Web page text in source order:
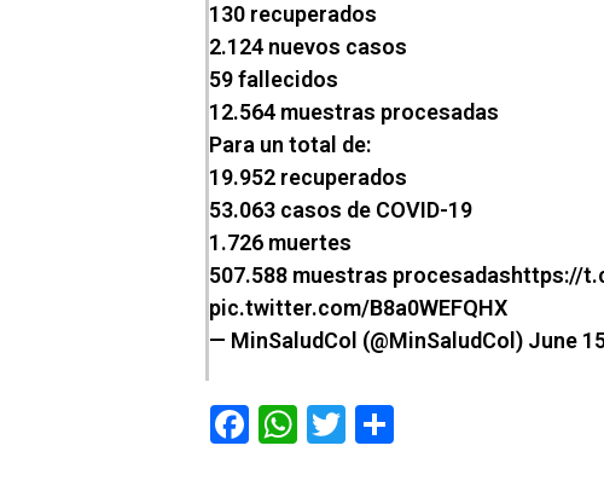
130 recuperados
2.124 nuevos casos
59 fallecidos
12.564 muestras procesadas
Para un total de:
19.952 recuperados
53.063 casos de COVID-19
1.726 muertes
507.588 muestras procesadashttps://
pic.twitter.com/B8a0WEFQHX
— MinSaludCol (@MinSaludCol) June
F
W
T